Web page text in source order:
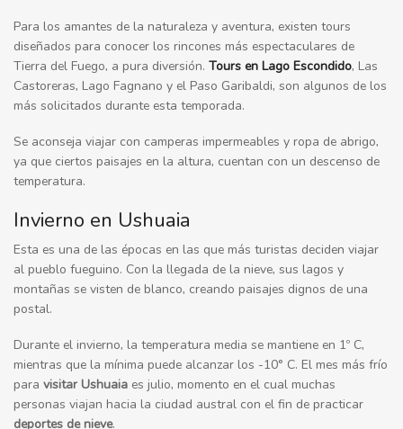
Para los amantes de la naturaleza y aventura, existen tours
diseñados para conocer los rincones más espectaculares de
Tierra del Fuego, a pura diversión. Tours en Lago Escondido, Las
Castoreras, Lago Fagnano y el Paso Garibaldi, son algunos de los
más solicitados durante esta temporada.
Se aconseja viajar con camperas impermeables y ropa de abrigo,
ya que ciertos paisajes en la altura, cuentan con un descenso de
temperatura.
Invierno en Ushuaia
Esta es una de las épocas en las que más turistas deciden viajar
al pueblo fueguino. Con la llegada de la nieve, sus lagos y
montañas se visten de blanco, creando paisajes dignos de una
postal.
Durante el invierno, la temperatura media se mantiene en 1º C,
mientras que la mínima puede alcanzar los -10° C. El mes más frío
para visitar Ushuaia es julio, momento en el cual muchas
personas viajan hacia la ciudad austral con el fin de practicar
deportes de nieve.